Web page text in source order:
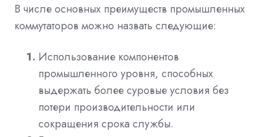
В числе основных преимуществ промышленных
коммутаторов можно назвать следующие:
Использование компонентов
промышленного уровня, способных
выдержать более суровые условия без
потери производительности или
сокращения срока службы.